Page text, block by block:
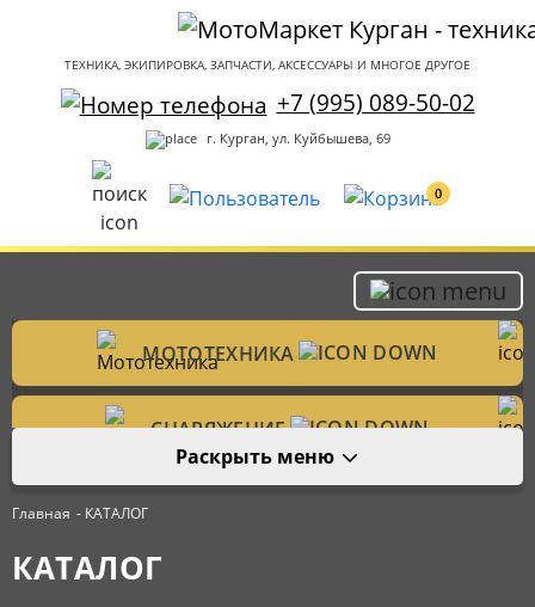
ТЕХНИКА, ЭКИПИРОВКА, ЗАПЧАСТИ, АКСЕССУАРЫ И МНОГОЕ ДРУГОЕ
+7 (995) 089-50-02
г. Курган, ул. Куйбышева, 69
0
МОТОТЕХНИКА
Мотоциклы
Велотехника
СНАРЯЖЕНИЕ
Мотошлемы
Очки
Аксессуары
Раскрыть меню
Главная - КАТАЛОГ
КАТАЛОГ